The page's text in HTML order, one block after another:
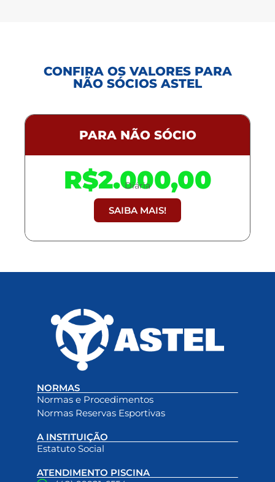
CONFIRA OS VALORES PARA
NÃO SÓCIOS ASTEL
PARA NÃO SÓCIO
R$2.000,00
Diária
SAIBA MAIS!
NORMAS
Normas e Procedimentos
Normas Reservas Esportivas
A INSTITUIÇÃO
Estatuto Social
ATENDIMENTO PISCINA